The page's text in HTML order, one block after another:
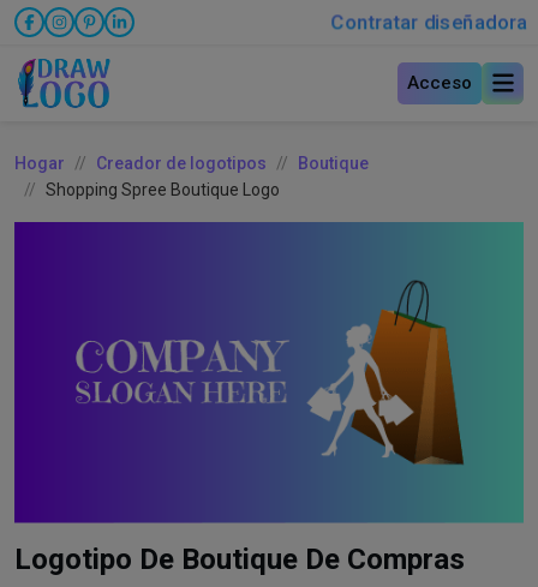
Contratar diseñadora
Acceso
Hogar Creador de logotipos
Boutique
Shopping Spree Boutique Logo
Logotipo De Boutique De Compras